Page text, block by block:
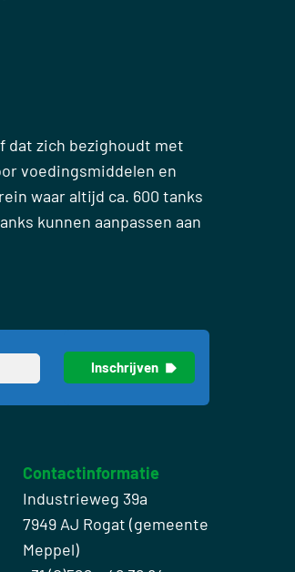
dat zich bezighoudt met
voedingsmiddelen en
waar altijd ca. 600 tanks
kunnen aanpassen aan
Contactinformatie
Industrieweg 39a
7949 AJ Rogat (gemeente
Meppel)